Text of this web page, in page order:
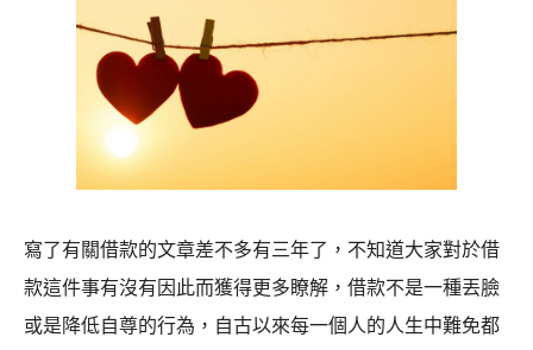
寫了有關借款的文章差不多有三年了，不知道大家對於借
款這件事有沒有因此而獲得更多瞭解，借款不是一種丟臉
或是降低自尊的行為，自古以來每一個人的人生中難免都